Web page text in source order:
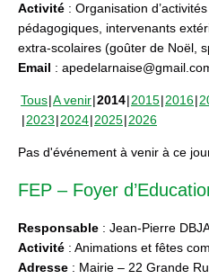
Activité : Organisation
pédagogiques, intervenants
extra-scolaires (goûter de Noël,
Email :
Tous A venir 2014 2015 2016
2023 2024 2025 2026
Pas d'événement à venir à ce
FEP – Foyer
Responsable : Jean-Pierre
Activité : Animations et fêtes
Adresse : Mairie – 22 Grande